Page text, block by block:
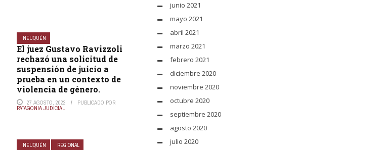
NEUQUÉN
El juez Gustavo Ravizzoli
rechazó una solicitud de
suspensión de juicio a
prueba en un contexto de
violencia de género.
27 AGOSTO, 2022 PUBLICADO POR
PATAGONIA JUDICIAL
NEUQUÉN REGIONAL
junio 2021
mayo 2021
abril 2021
marzo 2021
febrero 2021
diciembre 2020
noviembre 2020
octubre 2020
septiembre 2020
agosto 2020
julio 2020